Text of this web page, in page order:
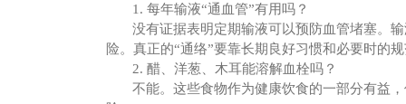
1. 每年输液“通血管”有用吗？
没有证据表明定期输液可以预防血管堵塞。
险。真正的“通络”要靠长期良好习惯和必要时的
2. 醋、洋葱、木耳能溶解血栓吗？
不能。这些食物作为健康饮食的一部分有益